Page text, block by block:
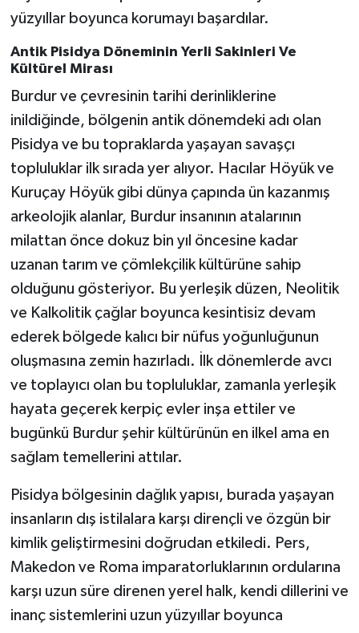
yüzyıllar boyunca korumayı başardılar.
Antik Pisidya Döneminin Yerli Sakinleri Ve
Kültürel Mirası
Burdur ve çevresinin tarihi derinliklerine
inildiğinde, bölgenin antik dönemdeki adı olan
Pisidya ve bu topraklarda yaşayan savaşçı
topluluklar ilk sırada yer alıyor. Hacılar Höyük ve
Kuruçay Höyük gibi dünya çapında ün kazanmış
arkeolojik alanlar, Burdur insanının atalarının
milattan önce dokuz bin yıl öncesine kadar
uzanan tarım ve çömlekçilik kültürüne sahip
olduğunu gösteriyor. Bu yerleşik düzen, Neolitik
ve Kalkolitik çağlar boyunca kesintisiz devam
ederek bölgede kalıcı bir nüfus yoğunluğunun
oluşmasına zemin hazırladı. İlk dönemlerde avcı
ve toplayıcı olan bu topluluklar, zamanla yerleşik
hayata geçerek kerpiç evler inşa ettiler ve
bugünkü Burdur şehir kültürünün en ilkel ama en
sağlam temellerini attılar.
Pisidya bölgesinin dağlık yapısı, burada yaşayan
insanların dış istilalara karşı dirençli ve özgün bir
kimlik geliştirmesini doğrudan etkiledi. Pers,
Makedon ve Roma imparatorluklarının ordularına
karşı uzun süre direnen yerel halk, kendi dillerini ve
inanç sistemlerini uzun yüzyıllar boyunca